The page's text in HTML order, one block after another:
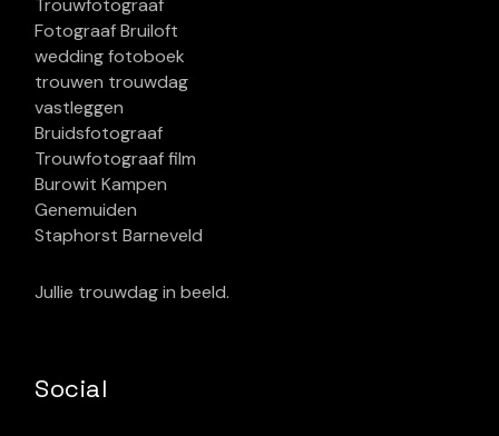
Jullie trouwdag in beeld.
Social